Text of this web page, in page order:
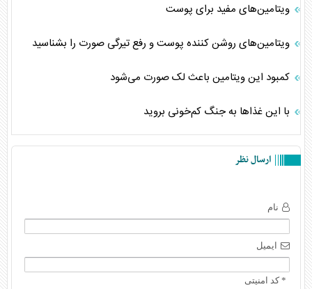
ویتامین‌های مفید برای پوست
ویتامین‌های روشن کننده پوست و رفع تیرگی صورت را بشناسید
کمبود این ویتامین باعث لک صورت می‌شود
با این غذاها به جنگ کم‌خونی بروید
ارسال نظر
نام
ایمیل
* کد امنیتی